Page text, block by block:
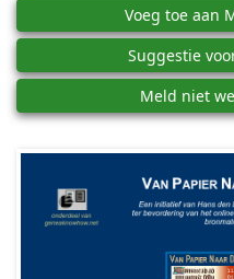
Voeg toe aan
Suggestie
Meld niet